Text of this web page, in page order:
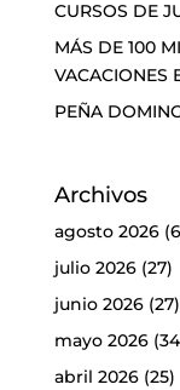
CURSOS DE
MÁS DE 100
VACACIONES
PEÑA
Archivos
agosto 2026
julio 2026(27)
junio 2026(27)
mayo 2026
abril 2026(25)